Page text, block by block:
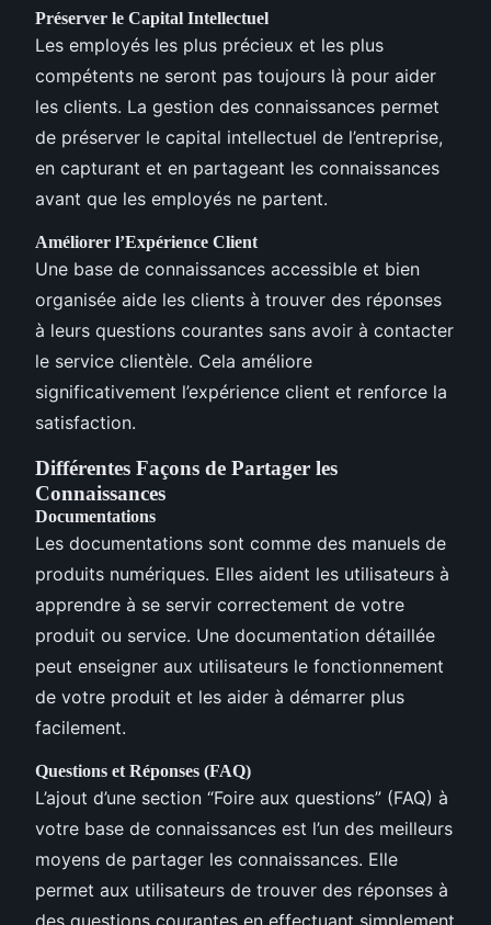
Préserver le Capital Intellectuel
Les employés les plus précieux et les plus
compétents ne seront pas toujours là pour aider
les clients. La gestion des connaissances permet
de préserver le capital intellectuel de l’entreprise,
en capturant et en partageant les connaissances
avant que les employés ne partent.
Améliorer l’Expérience Client
Une base de connaissances accessible et bien
organisée aide les clients à trouver des réponses
à leurs questions courantes sans avoir à contacter
le service clientèle. Cela améliore
significativement l’expérience client et renforce la
satisfaction.
Différentes Façons de Partager les
Connaissances
Documentations
Les documentations sont comme des manuels de
produits numériques. Elles aident les utilisateurs à
apprendre à se servir correctement de votre
produit ou service. Une documentation détaillée
peut enseigner aux utilisateurs le fonctionnement
de votre produit et les aider à démarrer plus
facilement.
Questions et Réponses (FAQ)
L’ajout d’une section “Foire aux questions” (FAQ) à
votre base de connaissances est l’un des meilleurs
moyens de partager les connaissances. Elle
permet aux utilisateurs de trouver des réponses à
des questions courantes en effectuant simplement